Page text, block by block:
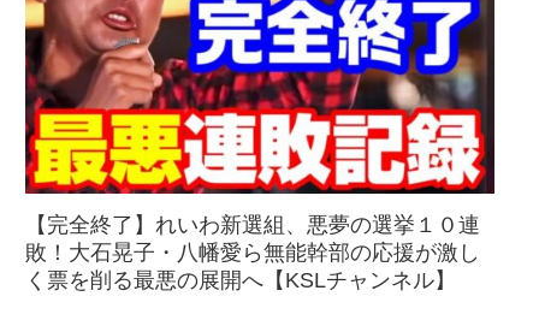
【完全終了】れいわ新選組、悪夢の選挙１０連
敗！大石晃子・八幡愛ら無能幹部の応援が激し
く票を削る最悪の展開へ【KSLチャンネル】